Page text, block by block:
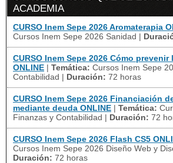
ACADEMIA
CURSO Inem Sepe 2026 Aromaterapia
Cursos Inem Sepe 2026 Sanidad |
CURSO Inem Sepe 2026 Cómo
ONLINE | Temática: Cursos Inem Sepe
Contabilidad | Duración: 72 horas
CURSO Inem Sepe 2026 Financiación
mediante deuda ONLINE | Temática:
Finanzas y Contabilidad | Duración: 72
CURSO Inem Sepe 2026 Flash CS5
Cursos Inem Sepe 2026 Diseño Web y
Duración: 72 horas